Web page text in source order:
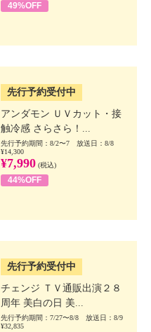
49%OFF
先行予約受付中
アンダモン ＵＶカット・接
触冷感 さらさら！...
先行予約期間：8/2〜7 放送日：8/8
¥14,300
¥7,990 (税込)
44%OFF
先行予約受付中
チェンジ ＴＶ通販出演２８
周年 美白の日 美...
先行予約期間：7/27〜8/8 放送日：8/9
¥32,835